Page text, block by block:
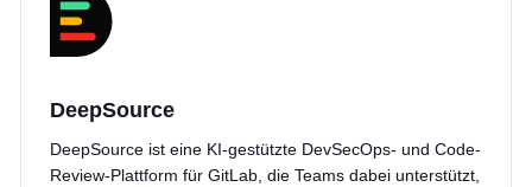
DeepSource
DeepSource ist eine KI-gestützte DevSecOps- und Code-
Review-Plattform für GitLab, die Teams dabei unterstützt,